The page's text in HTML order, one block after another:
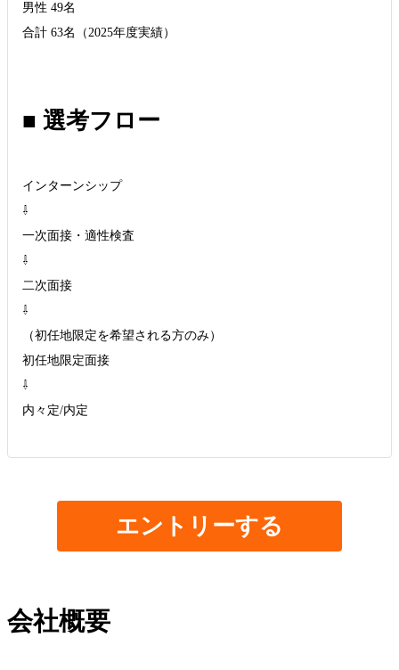
男性 49名
合計 63名（2025年度実績）
■ 選考フロー
インターンシップ
⇩
一次面接・適性検査
⇩
二次面接
⇩
（初任地限定を希望される方のみ）
初任地限定面接
⇩
内々定/内定
エントリーする
会社概要